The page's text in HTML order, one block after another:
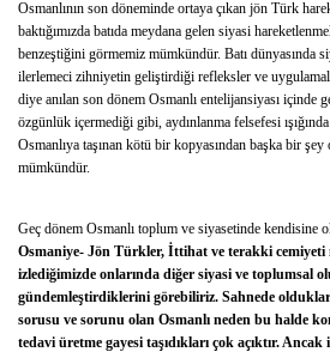
Osmanlının son döneminde ortaya çıkan jön Türk
baktığımızda batıda meydana gelen siyasi
benzeştiğini görmemiz mümkündür. Batı dünyasında
ilerlemeci zihniyetin geliştirdiği refleksler ve
diye anılan son dönem Osmanlı entelijansiyası içinde
özgünlük içermediği gibi, aydınlanma felsefesi
Osmanlıya taşınan kötü bir kopyasından başka bir şey
mümkündür.
Geç dönem Osmanlı toplum ve siyasetinde kendisine
Osmaniye- Jön Türkler, İttihat ve terakki cemiyeti
izlediğimizde onlarında diğer siyasi ve toplumsal
gündemleştirdiklerini görebiliriz. Sahnede
sorusu ve sorunu olan Osmanlı neden bu halde
tedavi üretme gayesi taşıdıkları çok açıktır.